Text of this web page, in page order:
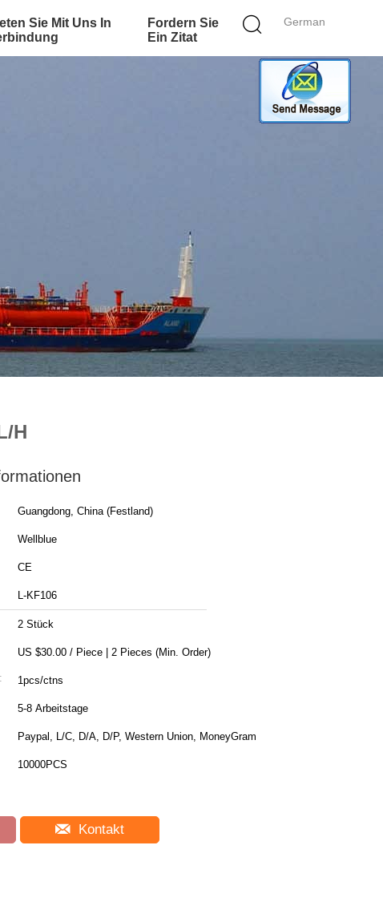
German
Sie Mit Uns In
Fordern Sie
Ein Zitat
H
Guangdong, China (Festland)
Wellblue
CE
L-KF106
2 Stück
US $30.00 / Piece | 2 Pieces (Min. Order)
1pcs/ctns
5-8 Arbeitstage
Paypal, L/C, D/A, D/P, Western Union, MoneyGram
10000PCS
Kontakt